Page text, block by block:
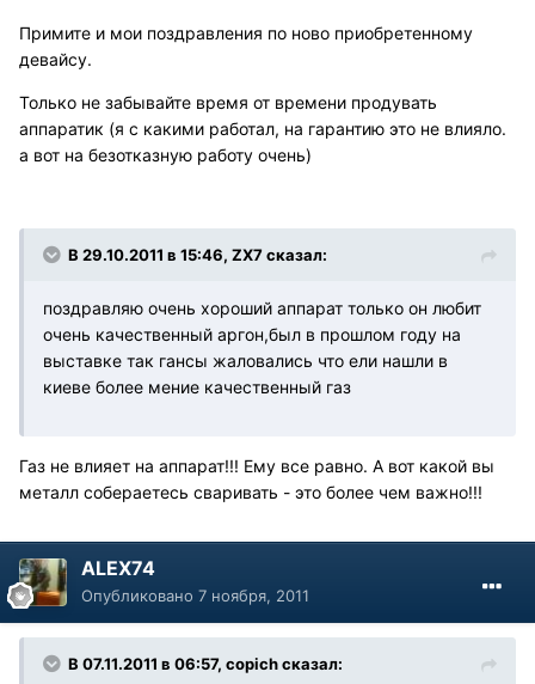
Примите и мои поздравления по ново приобретенному
девайсу.
Только не забывайте время от времени продувать
аппаратик (я с какими работал, на гарантию это не влияло.
а вот на безотказную работу очень)
В 29.10.2011 в 15:46, ZX7 сказал:
поздравляю очень хороший аппарат только он любит
очень качественный аргон,был в прошлом году на
выставке так гансы жаловались что ели нашли в
киеве более мение качественный газ
Газ не влияет на аппарат!!! Ему все равно. А вот какой вы
металл собераетесь сваривать - это более чем важно!!!
ALEX74
Опубликовано 7 ноября, 2011
В 07.11.2011 в 06:57, copich сказал: